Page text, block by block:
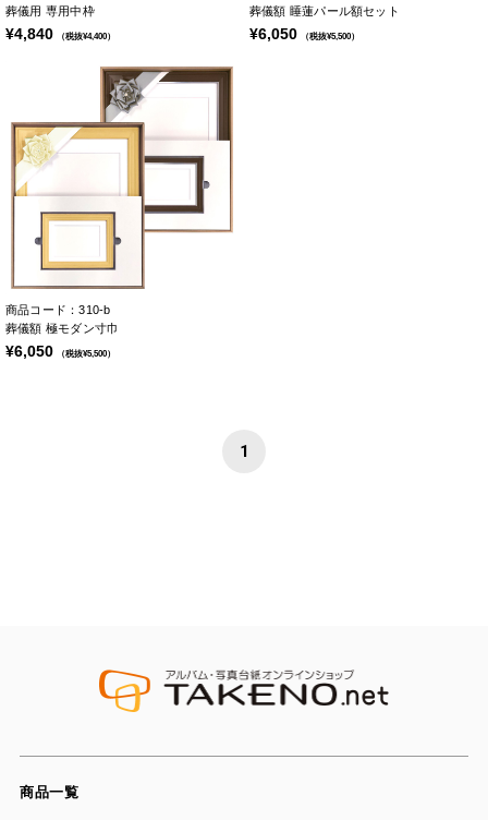
葬儀用 専用中枠
¥4,840 （税抜¥4,400）
葬儀額 睡蓮パール額セット
¥6,050 （税抜¥5,500）
商品コード：310-b
葬儀額 極モダン寸巾
¥6,050 （税抜¥5,500）
1
商品一覧